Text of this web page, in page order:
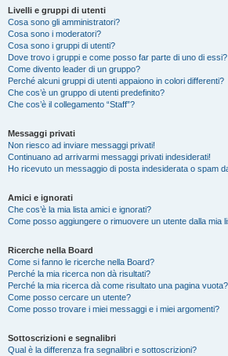
Livelli e gruppi di utenti
Cosa sono gli amministratori?
Cosa sono i moderatori?
Cosa sono i gruppi di utenti?
Dove trovo i gruppi e come posso far parte di uno di essi?
Come divento leader di un gruppo?
Perché alcuni gruppi di utenti appaiono in colori differenti?
Che cos’è un gruppo di utenti predefinito?
Che cos’è il collegamento “Staff”?
Messaggi privati
Non riesco ad inviare messaggi privati!
Continuano ad arrivarmi messaggi privati indesiderati!
Ho ricevuto un messaggio di posta indesiderata o spam
Amici e ignorati
Che cos’è la mia lista amici e ignorati?
Come posso aggiungere o rimuovere un utente dalla mia
Ricerche nella Board
Come si fanno le ricerche nella Board?
Perché la mia ricerca non dà risultati?
Perché la mia ricerca dà come risultato una pagina vuota?
Come posso cercare un utente?
Come posso trovare i miei messaggi e i miei argomenti?
Sottoscrizioni e segnalibri
Qual è la differenza fra segnalibri e sottoscrizioni?